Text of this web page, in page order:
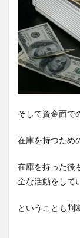
そして資金面で
在庫を持つため
在庫を持った後
全な活動をして
ということも判